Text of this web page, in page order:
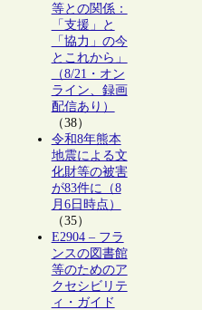
等との関係：
「支援」と
「協力」の今
とこれから」
（8/21・オン
ライン、録画
配信あり）
（38）
令和8年熊本
地震による文
化財等の被害
が83件に（8
月6日時点）
（35）
E2904 – フラ
ンスの図書館
等のためのア
クセシビリテ
ィ・ガイド